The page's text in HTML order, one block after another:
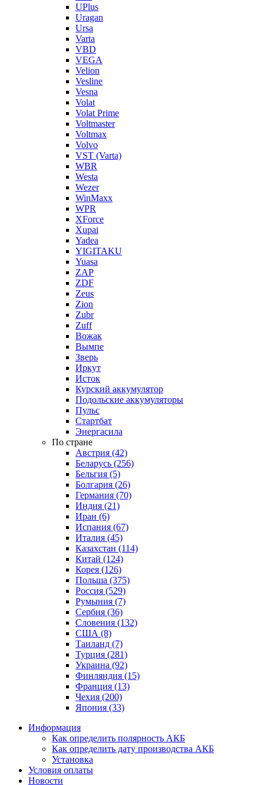
UPlus
Uragan
Ursa
Varta
VBD
VEGA
Velion
Vesline
Vesna
Volat
Volat Prime
Voltmaster
Voltmax
Volvo
VST (Varta)
WBR
Westa
Wezer
WinMaxx
WPR
XForce
Xupai
Yadea
YIGITAKU
Yuasa
ZAP
ZDF
Zeus
Zion
Zubr
Zuff
Вожак
Вымпе
Зверь
Иркут
Исток
Курский аккумулятор
Подольские аккумуляторы
Пульс
Стартбат
Энергасила
По стране
Австрия (42)
Беларусь (256)
Бельгия (5)
Болгария (26)
Германия (70)
Индия (21)
Иран (6)
Испания (67)
Италия (45)
Казахстан (114)
Китай (124)
Корея (126)
Польша (375)
Россия (529)
Румыния (7)
Сербия (36)
Словения (132)
США (8)
Таиланд (7)
Турция (281)
Украина (92)
Финляндия (15)
Франция (13)
Чехия (200)
Япония (33)
Информация
Как определить полярность АКБ
Как определить дату производства АКБ
Установка
Условия оплаты
Новости